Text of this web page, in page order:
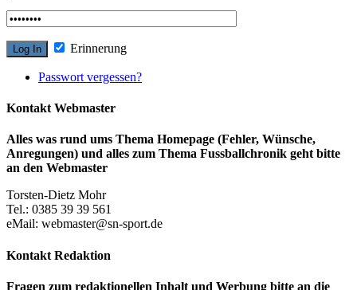
Erinnerung
Passwort vergessen?
Kontakt Webmaster
Alles was rund ums Thema Homepage (Fehler, Wünsche,
Anregungen) und alles zum Thema Fussballchronik geht bitte
an den Webmaster
Torsten-Dietz Mohr
Tel.: 0385 39 39 561
eMail: webmaster@sn-sport.de
Kontakt Redaktion
Fragen zum redaktionellen Inhalt und Werbung bitte an die